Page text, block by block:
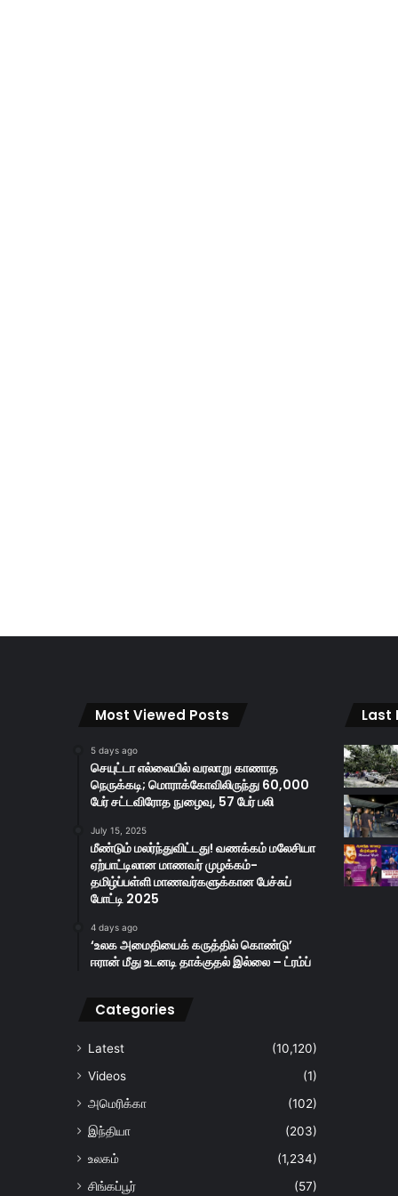
Most Viewed Posts
5 days ago
செயுட்டா எல்லையில் வரலாறு காணாத
நெருக்கடி; மொராக்கோவிலிருந்து 60,000
பேர் சட்டவிரோத நுழைவு, 57 பேர் பலி
July 15, 2025
மீண்டும் மலர்ந்துவிட்டது! வணக்கம் மலேசியா
ஏற்பாட்டிலான மாணவர் முழக்கம்-
தமிழ்ப்பள்ளி மாணவர்களுக்கான பேச்சுப்
போட்டி 2025
4 days ago
‘உலக அமைதியைக் கருத்தில் கொண்டு’
ஈரான் மீது உடனடி தாக்குதல் இல்லை – ட்ரம்ப்
Categories
Latest
(10,120)
Videos
(1)
அமெரிக்கா
(102)
இந்தியா
(203)
உலகம்
(1,234)
சிங்கப்பூர்
(57)
Last